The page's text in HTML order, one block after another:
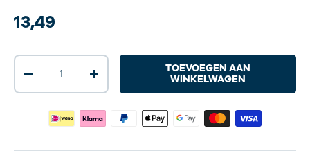
13,49
Aantal
-
+
TOEVOEGEN AAN
WINKELWAGEN